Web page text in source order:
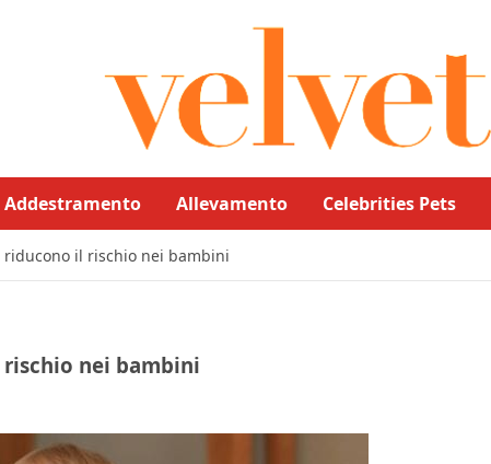
Addestramento Allevamento Celebrities Pets
riducono il rischio nei bambini
nei bambini